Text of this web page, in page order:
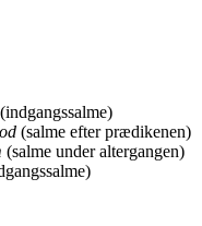
(salme efter prædikenen)
(salme under altergangen)